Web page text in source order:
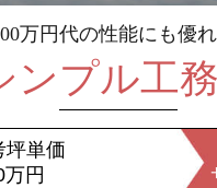
万円代の性能にも優
ンプル工
坪単価
円